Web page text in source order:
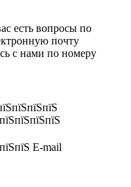
есть вопросы по
почту
с нами по номеру
E-mail